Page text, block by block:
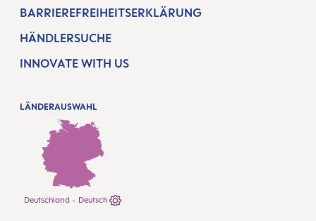
BARRIEREFREIHEITSERKLÄRUNG
HÄNDLERSUCHE
INNOVATE WITH US
LÄNDERAUSWAHL
Deutschland - Deutsch